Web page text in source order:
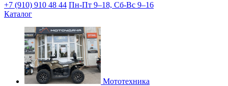
+7 (910) 910 48 44 Пн-Пт 9–18, Сб-Вс 9–16
Каталог
Мототехника